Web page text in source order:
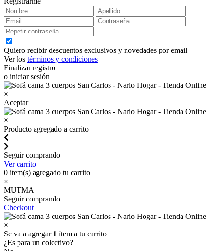
Quiero recibir descuentos exclusivos y novedades por email
Ver los términos y condiciones
Finalizar registro
o iniciar sesión
×
Aceptar
×
Producto agregado a carrito
Seguir comprando
Ver carrito
0 item(s) agregado tu carrito
×
MUTMA
Seguir comprando
Checkout
×
Se va a agregar 1 ítem a tu carrito
¿Es para un colectivo?